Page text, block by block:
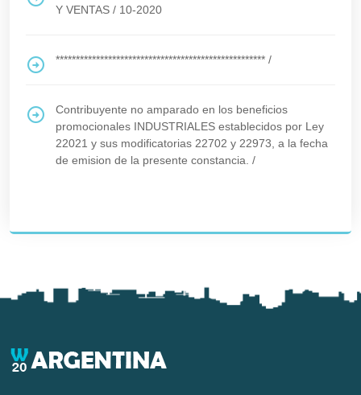
Y VENTAS / 10-2020
**************************************************** /
Contribuyente no amparado en los beneficios
promocionales INDUSTRIALES establecidos por Ley
22021 y sus modificatorias 22702 y 22973, a la fecha
de emision de la presente constancia. /